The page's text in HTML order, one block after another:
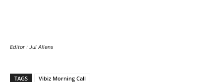
Editor : Jul Allens
TAGS Vibiz Morning Call